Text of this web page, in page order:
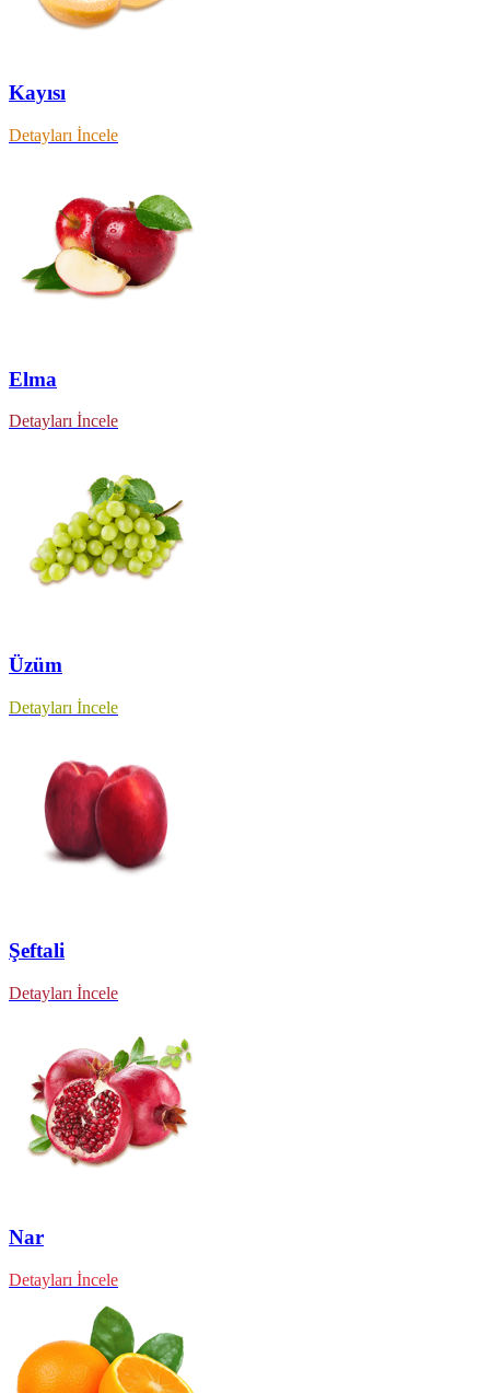
Kayısı
Detayları İncele
Elma
Detayları İncele
Üzüm
Detayları İncele
Şeftali
Detayları İncele
Nar
Detayları İncele